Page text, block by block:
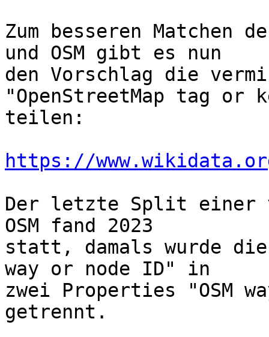
Zum besseren Matchen
und OSM gibt es nun
den Vorschlag die
"OpenStreetMap tag or
teilen:
https://
Der letzte Split einer
OSM fand 2023
statt, damals wurde die
way or node ID" in
zwei Properties "OSM
getrennt.